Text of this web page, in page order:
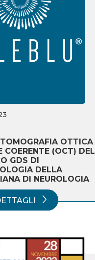
OTTICA
COERENTE (OCT) DEL
GDS DI
DELLA
DI NEUROLOGIA